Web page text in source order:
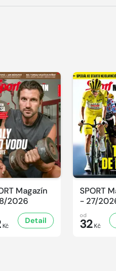
Magazín
2026
Kč
Detail
SPORT
- 27/
od
32 Kč